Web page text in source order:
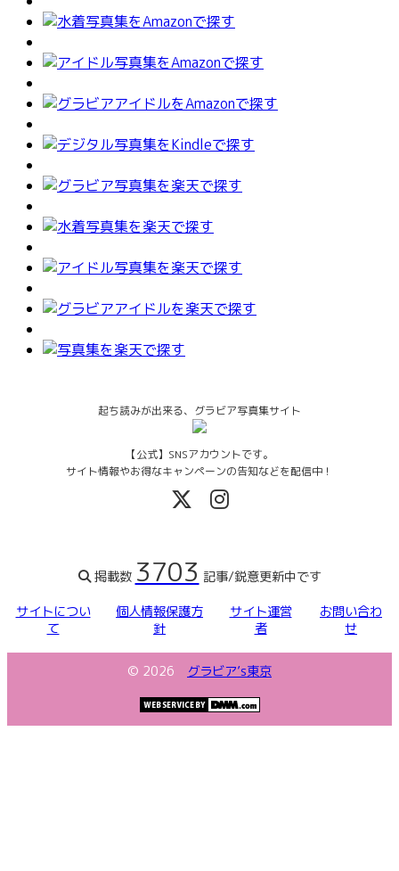
起ち読みが出来る、グラビア写真集サイト
【公式】SNSアカウントです。
サイト情報やお得なキャンペーンの告知などを配信中！
掲載数 3703 記事/鋭意更新中です
サイトについ
て
個人情報保護方
針
サイト運営
者
お問い合わ
せ
© 2026 グラビア’s東京